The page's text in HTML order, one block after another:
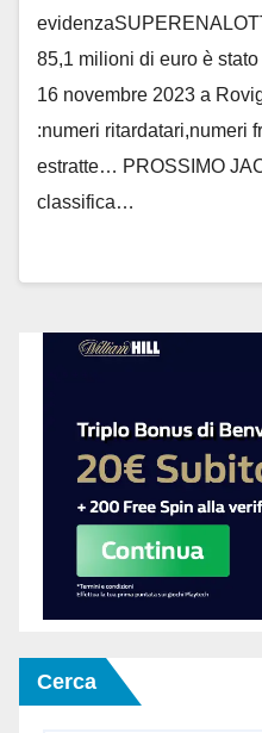
85,1 milioni di euro è stato
16 novembre 2023 a
:numeri ritardatari,numeri
estratte… PROSSIMO
classifica…
Cerca